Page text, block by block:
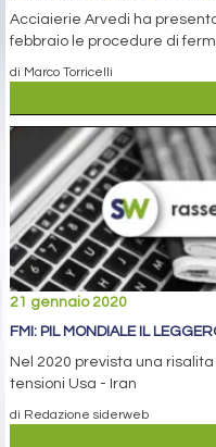
Acciaierie Arvedi ha
febbraio le procedure di
di Marco Torricelli
21 gennaio 2020
FMI: PIL MONDIALE IL
Nel 2020 prevista una
tensioni Usa - Iran
di Redazione siderweb